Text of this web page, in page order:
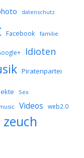
datenschutz
Facebook familie
Idioten
Piratenpartei
Sex
Videos web2.0
zeuch